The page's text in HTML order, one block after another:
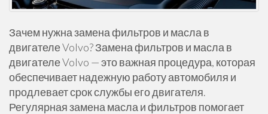
Зачем нужна замена фильтров и масла в
двигателе Volvo? Замена фильтров и масла в
двигателе Volvo — это важная процедура, которая
обеспечивает надежную работу автомобиля и
продлевает срок службы его двигателя.
Регулярная замена масла и фильтров помогает